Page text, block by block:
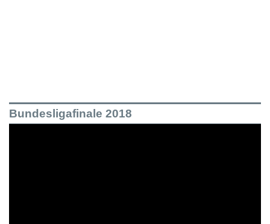
Bundesligafinale 2018